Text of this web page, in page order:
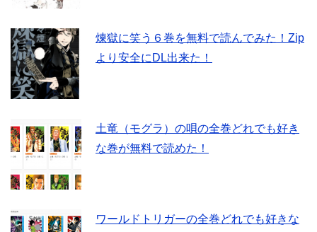
煉獄に笑う６巻を無料で読んでみた！Zip
より安全にDL出来た！
土竜（モグラ）の唄の全巻どれでも好き
な巻が無料で読めた！
ワールドトリガーの全巻どれでも好きな